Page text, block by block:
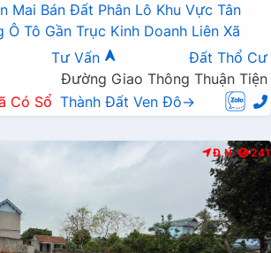
Mai Bán Đất Phân Lô Khu Vực Tân
Tô Gần Trục Kinh Doanh Liên Xã
Tư Vấn
Đất Thổ Cư
Đường Giao Thông Thuận Tiện
Có Sổ Thành Đất Ven Đô→
Đ.N 241